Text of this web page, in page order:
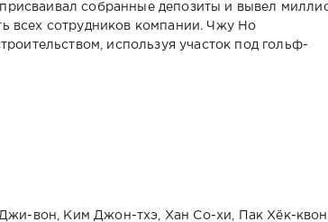
собранные депозиты и вывел
всех сотрудников компании. Чжу Но
используя участок под гольф-
вон, Ким Джон-тхэ, Хан Со-хи, Пак Хёк-